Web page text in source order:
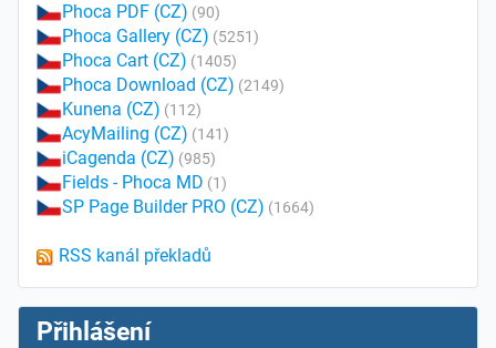
Phoca PDF (CZ) (90)
Phoca Gallery (CZ) (5251)
Phoca Cart (CZ) (1405)
Phoca Download (CZ) (2149)
Kunena (CZ) (112)
AcyMailing (CZ) (141)
iCagenda (CZ) (985)
Fields - Phoca MD (1)
SP Page Builder PRO (CZ) (1664)
RSS kanál překladů
Přihlášení